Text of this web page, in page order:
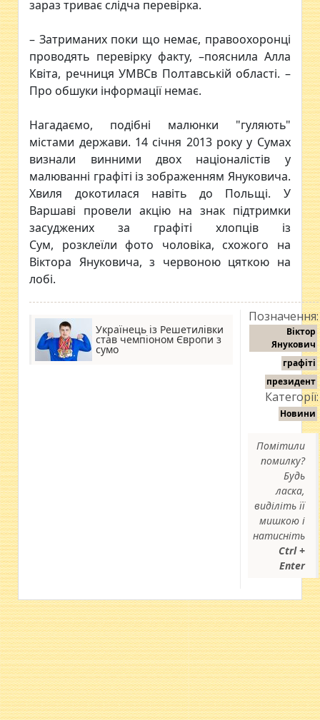
зараз триває слідча перевірка.
– Затриманих поки що немає, правоохоронці
проводять перевірку факту, –пояснила Алла
Квіта, речниця УМВСв Полтавській області. –
Про обшуки інформації немає.
Нагадаємо, подібні малюнки "гуляють"
містами держави. 14 січня 2013 року у Сумах
визнали винними двох націоналістів у
малюванні графіті із зображенням Януковича.
Хвиля докотилася навіть до Польщі. У
Варшаві провели акцію на знак підтримки
засуджених за графіті хлопців із
Сум, розклеїли фото чоловіка, схожого на
Віктора Януковича, з червоною цяткою на
лобі.
Українець із Решетилівки
став чемпіоном Європи з
сумо
Позначення:
Віктор
Янукович
графіті
президент
Категорії:
Новини
Помітили
помилку?
Будь
ласка,
виділіть її
мишкою і
натисніть
Ctrl +
Enter